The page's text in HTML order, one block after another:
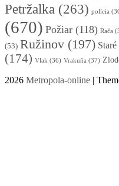
Petržalka (263) polícia
(670) Požiar (118) Rača
(53) Ružinov (197)
(174) Vlak (36) Vrakuňa (37)
2026 Metropola-online |